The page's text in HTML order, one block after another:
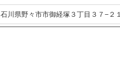
石川県野々市市御経塚３丁目３７−２